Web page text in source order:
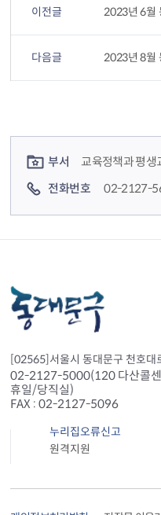
이전글
다음글
부서
교육정책과 평생
전화번호
02-2127-
[02565]서울시 동대문구 천호대
02-2127-5000(120 다산콜
휴일/당직실)
FAX : 02-2127-5096
누리집오류신고
원격지원